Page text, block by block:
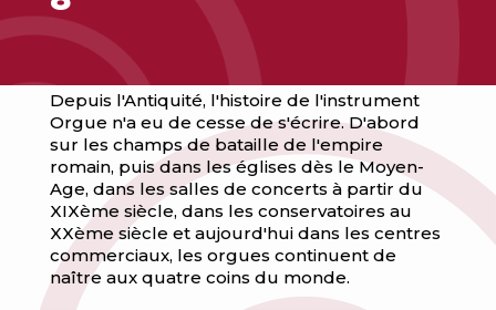
Depuis l'Antiquité, l'histoire de l'instrument
Orgue n'a eu de cesse de s'écrire. D'abord
sur les champs de bataille de l'empire
romain, puis dans les églises dès le Moyen-
Age, dans les salles de concerts à partir du
XIXème siècle, dans les conservatoires au
XXème siècle et aujourd'hui dans les centres
commerciaux, les orgues continuent de
naître aux quatre coins du monde.